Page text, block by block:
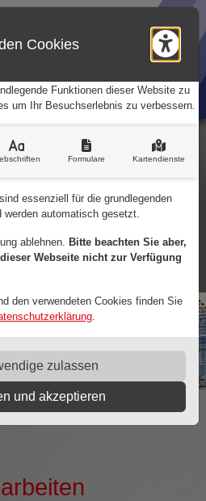
5
Cookies
Funktionen dieser Website zu
um Ihr Besuchserlebnis zu verbessern.
Formulare Kartendienste
essenziell für die grundlegenden
automatisch gesetzt.
ablehnen. Bitte beachten Sie aber,
Webseite nicht zur Verfügung
den verwendeten Cookies finden Sie
.
zulassen
und akzeptieren